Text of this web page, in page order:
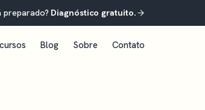
preparado? Diagnóstico gratuito.
Blog Sobre Contato